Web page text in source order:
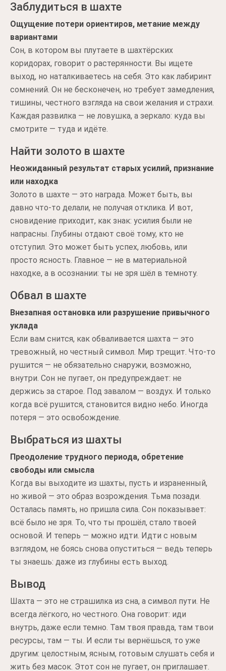
Заблудиться в шахте
Ощущение потери ориентиров, метание между
вариантами
Сон, в котором вы плутаете в шахтёрских
коридорах, говорит о растерянности. Вы ищете
выход, но наталкиваетесь на себя. Это как лабиринт
сомнений. Он не бесконечен, но требует замедления,
тишины, честного взгляда на свои желания и страхи.
Каждая развилка — не ловушка, а зеркало: куда вы
смотрите — туда и идёте.
Найти золото в шахте
Неожиданный результат старых усилий, признание
или находка
Золото в шахте — это награда. Может быть, вы
давно что-то делали, не получая отклика. И вот,
сновидение приходит, как знак: усилия были не
напрасны. Глубины отдают своё тому, кто не
отступил. Это может быть успех, любовь, или
просто ясность. Главное — не в материальной
находке, а в осознании: ты не зря шёл в темноту.
Обвал в шахте
Внезапная остановка или разрушение привычного
уклада
Если вам снится, как обваливается шахта — это
тревожный, но честный символ. Мир трещит. Что-то
рушится — не обязательно снаружи, возможно,
внутри. Сон не пугает, он предупреждает: не
держись за старое. Под завалом — воздух. И только
когда всё рушится, становится видно небо. Иногда
потеря — это освобождение.
Выбраться из шахты
Преодоление трудного периода, обретение
свободы или смысла
Когда вы выходите из шахты, пусть и израненный,
но живой — это образ возрождения. Тьма позади.
Осталась память, но пришла сила. Сон показывает:
всё было не зря. То, что ты прошёл, стало твоей
основой. И теперь — можно идти. Идти с новым
взглядом, не боясь снова опуститься — ведь теперь
ты знаешь: даже из глубины есть выход.
Вывод
Шахта — это не страшилка из сна, а символ пути. Не
всегда лёгкого, но честного. Она говорит: иди
внутрь, даже если темно. Там твоя правда, там твои
ресурсы, там — ты. И если ты вернёшься, то уже
другим: целостным, ясным, готовым слушать себя и
жить без масок. Этот сон не пугает, он приглашает.